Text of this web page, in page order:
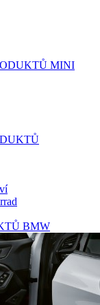
MINI
BMW